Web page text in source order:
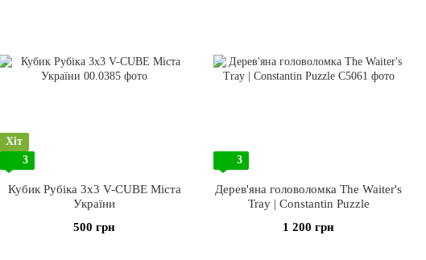
Хіт
3
Кубик Рубіка 3х3 V-CUBE Міста
України
500 грн
3
Дерев'яна головоломка The Waiter's
Tray | Constantin Puzzle
1 200 грн